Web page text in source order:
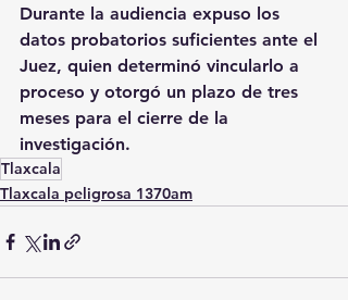
Durante la audiencia expuso los
datos probatorios suficientes ante el
Juez, quien determinó vincularlo a
proceso y otorgó un plazo de tres
meses para el cierre de la
investigación.
Tlaxcala
Tlaxcala peligrosa 1370am